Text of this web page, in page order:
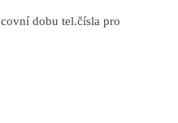
dobu tel.čísla pro